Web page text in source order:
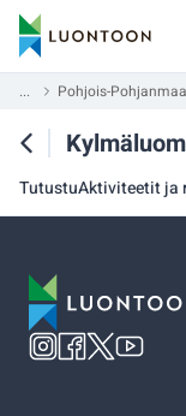
... Pohjois-Pohjanmaa
TutustuAktiviteetit ja